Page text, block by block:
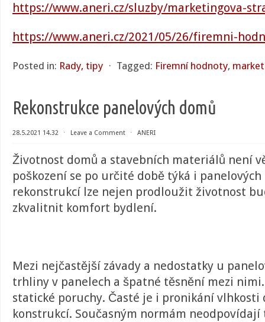
https://www.aneri.cz/sluzby/marketingova-
https://www.aneri.cz/2021/05/26/firemni-
Posted in: Rady, tipy ⋅ Tagged: Firemní hodnoty,
Rekonstrukce panelových domů
28.5.2021 14.32 ⋅ Leave a Comment ⋅ ANERI
Životnost domů a stavebních materiálů není
poškození se po určité době týká i
rekonstrukcí lze nejen prodloužit životnost
zkvalitnit komfort bydlení.
Mezi nejčastější závady a nedostatky u
trhliny v panelech a špatné těsnění mezi
statické poruchy. Časté je i pronikání vlhkosti
konstrukcí. Současným normám